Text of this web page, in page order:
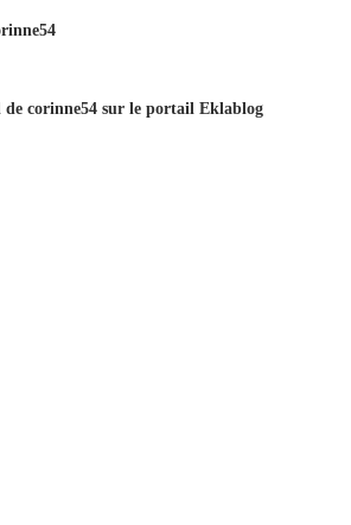
de corinne54sur le portail Eklablog